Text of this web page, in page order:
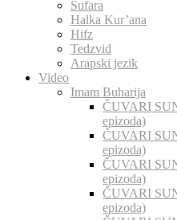
Sufara
Halka Kur’ana
Hifz
Tedzvid
Arapski jezik
Video
Imam Buharija
ČUVARI
epizoda)
ČUVARI
epizoda)
ČUVARI
epizoda)
ČUVARI
epizoda)